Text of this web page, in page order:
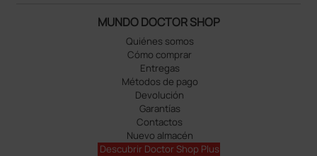
MUNDO DOCTOR SHOP
Quiénes somos
Cómo comprar
Entregas
Métodos de pago
Devolución
Garantías
Contactos
Nuevo almacén
Descubrir Doctor Shop Plus